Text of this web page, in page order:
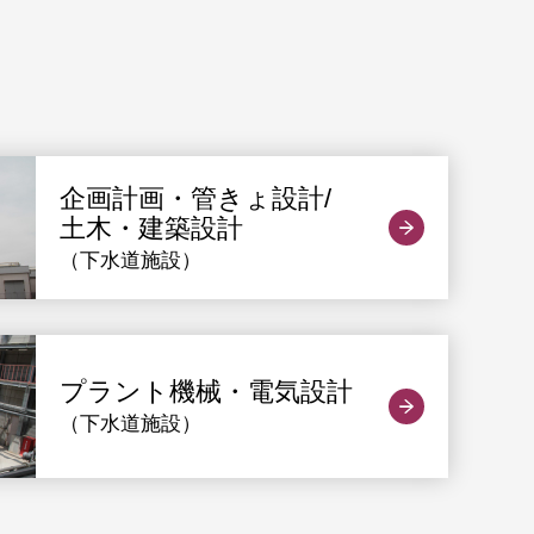
企画計画・管きょ設計/
土木・建築設計
（下水道施設）
プラント機械・電気設計
（下水道施設）